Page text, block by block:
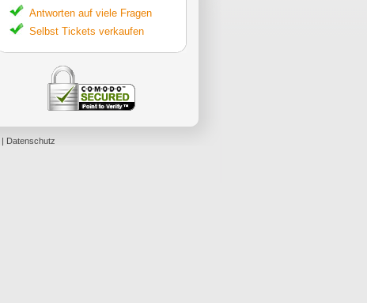
Antworten auf viele Fragen
Selbst Tickets verkaufen
| Datenschutz